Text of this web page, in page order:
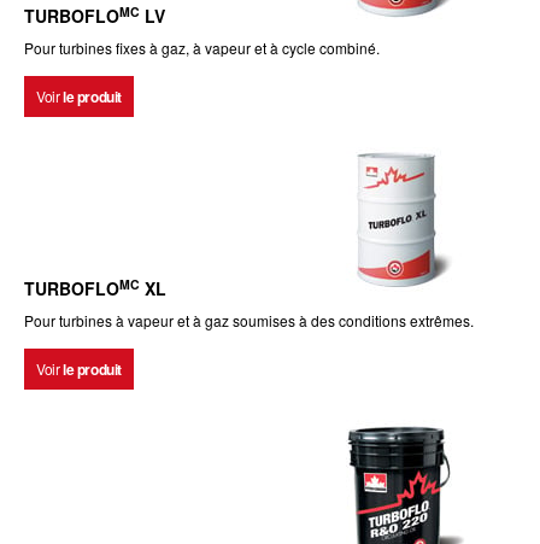
TURBOFLOMC LV
Pour turbines fixes à gaz, à vapeur et à cycle combiné.
Voirle produit
TURBOFLOMC XL
Pour turbines à vapeur et à gaz soumises à des conditions extrêmes.
Voirle produit